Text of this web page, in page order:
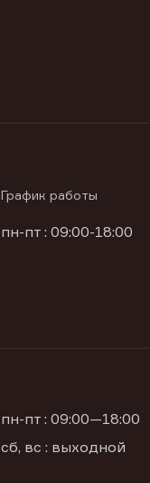
График работы
пн-пт : 09:00-18:00
пн-пт : 09:00—18:00
сб, вс : выходной